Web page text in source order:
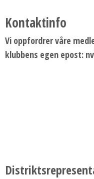
Kontaktinfo
Vi oppfordrer våre
klubbens egen epost: